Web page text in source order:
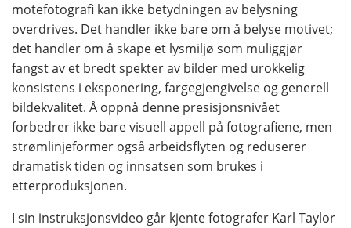
motefotografi kan ikke betydningen av belysning
overdrives. Det handler ikke bare om å belyse motivet;
det handler om å skape et lysmiljø som muliggjør
fangst av et bredt spekter av bilder med urokkelig
konsistens i eksponering, fargegjengivelse og generell
bildekvalitet. Å oppnå denne presisjonsnivået
forbedrer ikke bare visuell appell på fotografiene, men
strømlinjeformer også arbeidsflyten og reduserer
dramatisk tiden og innsatsen som brukes i
etterproduksjonen.
I sin instruksjonsvideo går kjente fotografer Karl Taylor